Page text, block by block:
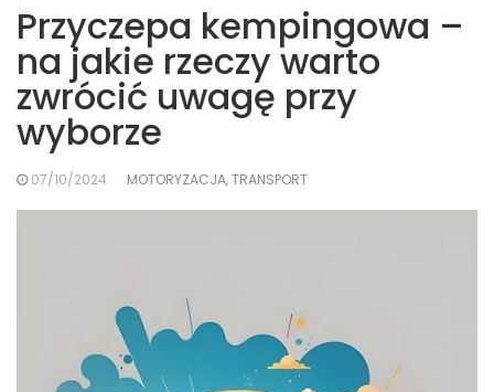
Przyczepa kempingowa –
na jakie rzeczy warto
zwrócić uwagę przy
wyborze
07/10/2024 MOTORYZACJA, TRANSPORT